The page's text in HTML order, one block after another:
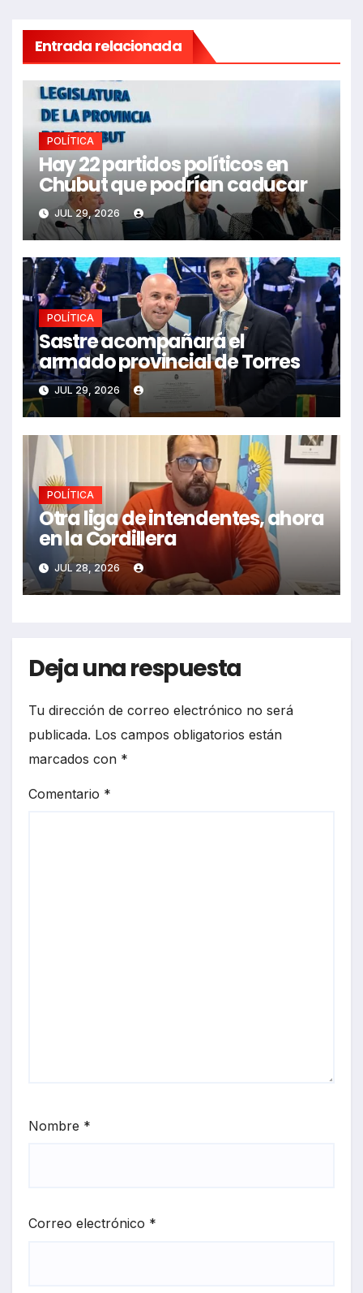
Entrada relacionada
POLÍTICA
Hay 22 partidos políticos en
Chubut que podrían caducar
JUL 29, 2026
POLÍTICA
Sastre acompañará el
armado provincial de Torres
JUL 29, 2026
POLÍTICA
Otra liga de intendentes, ahora
en la Cordillera
JUL 28, 2026
Deja una respuesta
Tu dirección de correo electrónico no será
publicada. Los campos obligatorios están
marcados con *
Comentario *
Nombre *
Correo electrónico *